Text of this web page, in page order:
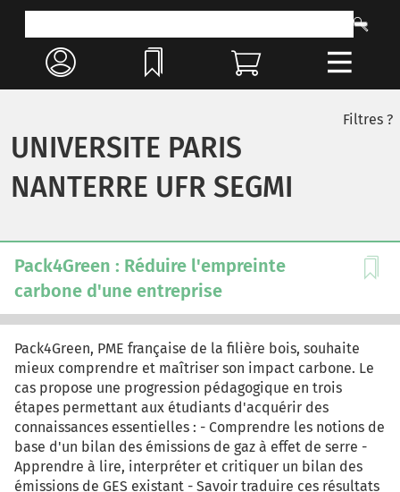
UNIVERSITE PARIS
NANTERRE UFR SEGMI
Filtres ?
Pack4Green : Réduire l'empreinte
carbone d'une entreprise
Pack4Green, PME française de la filière bois, souhaite
mieux comprendre et maîtriser son impact carbone. Le
cas propose une progression pédagogique en trois
étapes permettant aux étudiants d'acquérir des
connaissances essentielles : - Comprendre les notions de
base d'un bilan des émissions de gaz à effet de serre -
Apprendre à lire, interpréter et critiquer un bilan des
émissions de GES existant - Savoir traduire ces résultats